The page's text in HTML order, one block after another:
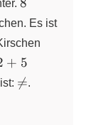
Es ist
+ 5
\neq

=.